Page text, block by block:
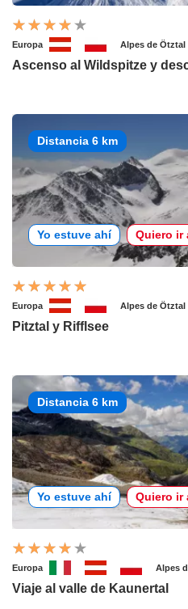
Europa Alpes de Ötztal
Ascenso al Wildspitze y
Distancia 6 km
Yo estuve ahí Quiero ir
Europa Alpes de Ötztal
Pitztal y Rifflsee
Distancia 6 km
Yo estuve ahí Quiero ir
Europa Alpes
Viaje al valle de Kaunertal